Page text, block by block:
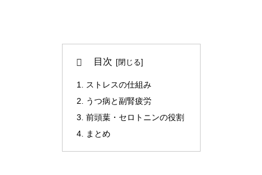
目次
ストレスの仕組み
うつ病と副腎疲労
前頭葉・セロトニンの役割
まとめ